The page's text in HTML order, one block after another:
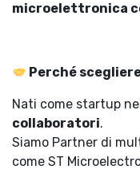
microelettronica
Perché
Nati come startup
collaboratori.
Siamo Partner di
come ST